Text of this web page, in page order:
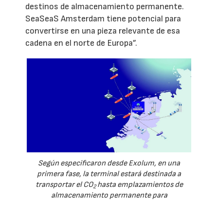
destinos de almacenamiento permanente.
SeaSeaS Amsterdam tiene potencial para
convertirse en una pieza relevante de esa
cadena en el norte de Europa”.
Según especificaron desde Exolum, en una
primera fase, la terminal estará destinada a
transportar el CO2hasta emplazamientos de
almacenamiento permanente para